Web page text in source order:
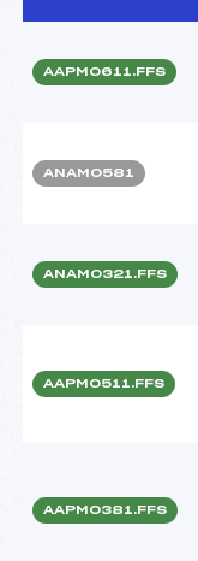
AAPM0611.FFS
ANAM0581
ANAM0321.FFS
AAPM0511.FFS
AAPM0381.FFS